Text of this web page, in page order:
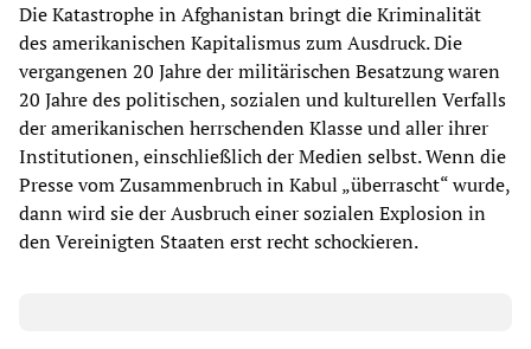
Die Katastrophe in Afghanistan bringt die Kriminalität
des amerikanischen Kapitalismus zum Ausdruck. Die
vergangenen 20 Jahre der militärischen Besatzung waren
20 Jahre des politischen, sozialen und kulturellen Verfalls
der amerikanischen herrschenden Klasse und aller ihrer
Institutionen, einschließlich der Medien selbst. Wenn die
Presse vom Zusammenbruch in Kabul „überrascht“ wurde,
dann wird sie der Ausbruch einer sozialen Explosion in
den Vereinigten Staaten erst recht schockieren.